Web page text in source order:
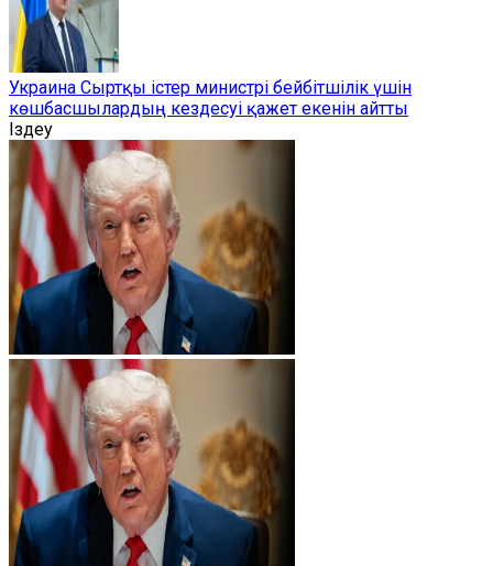
Украина Сыртқы істер министрі бейбітшілік үшін
көшбасшылардың кездесуі қажет екенін айтты
Іздеу